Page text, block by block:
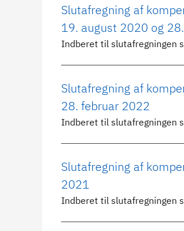
Slutafregning af
19. august 2020 og
Indberet til slutafregningen
Slutafregning af
28. februar 2022
Indberet til slutafregningen
Slutafregning af
2021
Indberet til slutafregningen